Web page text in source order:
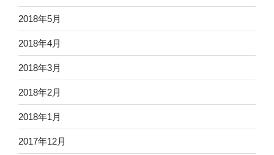
2018年5月
2018年4月
2018年3月
2018年2月
2018年1月
2017年12月